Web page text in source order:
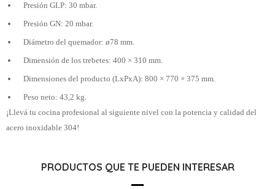
Presión GLP: 30 mbar.
Presión GN: 20 mbar.
Diámetro del quemador: ø78 mm.
Dimensión de los trebetes: 400 × 310 mm.
Dimensiones del producto (LxPxA): 800 × 770 × 375 mm.
Peso neto: 43,2 kg.
¡Llevá tu cocina profesional al siguiente nivel con la potencia y calidad del
acero inoxidable 304!
PRODUCTOS QUE TE PUEDEN INTERESAR